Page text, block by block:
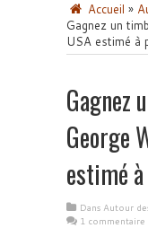
Accueil »
Gagnez un
USA estimé à
Gagnez
George
estimé
Dans Autour
1 commentaire